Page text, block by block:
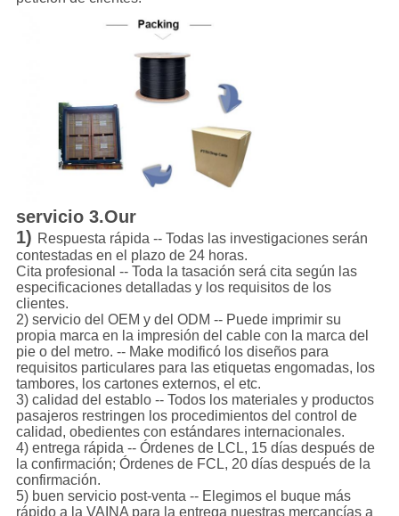
servicio 3.Our
1) Respuesta rápida -- Todas las investigaciones serán
contestadas en el plazo de 24 horas.
Cita profesional -- Toda la tasación será cita según las
especificaciones detalladas y los requisitos de los
clientes.
2) servicio del OEM y del ODM -- Puede imprimir su
propia marca en la impresión del cable con la marca del
pie o del metro. -- Make modificó los diseños para
requisitos particulares para las etiquetas engomadas, los
tambores, los cartones externos, el etc.
3) calidad del establo -- Todos los materiales y productos
pasajeros restringen los procedimientos del control de
calidad, obedientes con estándares internacionales.
4) entrega rápida -- Órdenes de LCL, 15 días después de
la confirmación; Órdenes de FCL, 20 días después de la
confirmación.
5) buen servicio post-venta -- Elegimos el buque más
rápido a la VAINA para la entrega nuestras mercancías a